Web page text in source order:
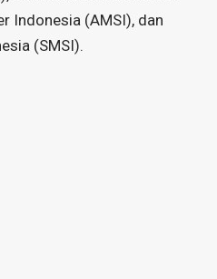
Indonesia (AMSI), dan
(SMSI).